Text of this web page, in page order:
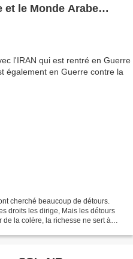
et le Monde Arabe
cherché beaucoup de détours.
droits les dirige, Mais les détours
la colère, la richesse ne sert à